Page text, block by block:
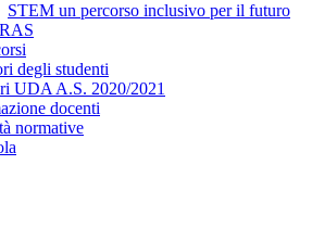
STEM un percorso inclusivo per il futuro
degli studenti
UDA A.S. 2020/2021
docenti
normative